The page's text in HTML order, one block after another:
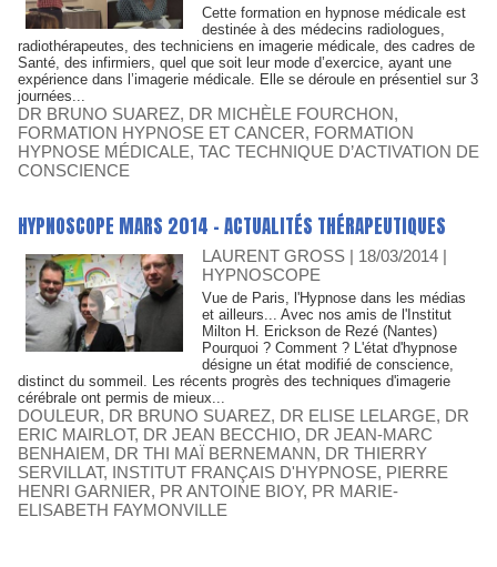
Cette formation en hypnose médicale est
destinée à des médecins radiologues,
radiothérapeutes, des techniciens en imagerie médicale, des cadres de
Santé, des infirmiers, quel que soit leur mode d’exercice, ayant une
expérience dans l’imagerie médicale. Elle se déroule en présentiel sur 3
journées...
DR BRUNO SUAREZ, DR MICHÈLE FOURCHON,
FORMATION HYPNOSE ET CANCER, FORMATION
HYPNOSE MÉDICALE, TAC TECHNIQUE D’ACTIVATION DE
CONSCIENCE
HYPNOSCOPE MARS 2014 - ACTUALITÉS THÉRAPEUTIQUES
LAURENT GROSS | 18/03/2014 |
HYPNOSCOPE
Vue de Paris, l'Hypnose dans les médias
et ailleurs... Avec nos amis de l'Institut
Milton H. Erickson de Rezé (Nantes)
Pourquoi ? Comment ? L'état d'hypnose
désigne un état modifié de conscience,
distinct du sommeil. Les récents progrès des techniques d'imagerie
cérébrale ont permis de mieux...
DOULEUR, DR BRUNO SUAREZ, DR ELISE LELARGE, DR
ERIC MAIRLOT, DR JEAN BECCHIO, DR JEAN-MARC
BENHAIEM, DR THI MAÏ BERNEMANN, DR THIERRY
SERVILLAT, INSTITUT FRANÇAIS D'HYPNOSE, PIERRE
HENRI GARNIER, PR ANTOINE BIOY, PR MARIE-
ELISABETH FAYMONVILLE